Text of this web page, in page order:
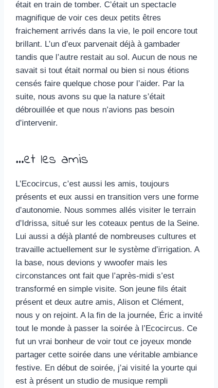
était en train de tomber. C’était un spectacle
magnifique de voir ces deux petits êtres
fraichement arrivés dans la vie, le poil encore tout
brillant. L’un d’eux parvenait déjà à gambader
tandis que l’autre restait au sol. Aucun de nous ne
savait si tout était normal ou bien si nous étions
censés faire quelque chose pour l’aider. Par la
suite, nous avons su que la nature s’était
débrouillée et que nous n’avions pas besoin
d’intervenir.
…et les amis
L’Ecocircus, c’est aussi les amis, toujours
présents et eux aussi en transition vers une forme
d’autonomie. Nous sommes allés visiter le terrain
d’Idrissa, situé sur les coteaux pentus de la Seine.
Lui aussi a déjà planté de nombreuses cultures et
travaille actuellement sur le système d’irrigation. A
la base, nous devions y wwoofer mais les
circonstances ont fait que l’après-midi s’est
transformé en simple visite. Son jeune fils était
présent et deux autre amis, Alison et Clément,
nous y on rejoint. A la fin de la journée, Éric a invité
tout le monde à passer la soirée à l’Ecocircus. Ce
fut un vrai bonheur de voir tout ce joyeux monde
partager cette soirée dans une véritable ambiance
festive. En début de soirée, j’ai visité la yourte qui
est à présent un studio de musique rempli